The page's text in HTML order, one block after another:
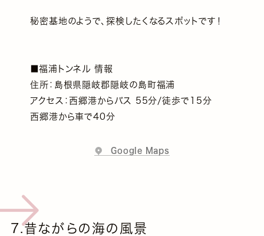
秘密基地のようで、探検したくなるスポットです！
■福浦トンネル 情報
住所：島根県隠岐郡隠岐の島町福浦
アクセス：西郷港からバス 55分/徒歩で15分
西郷港から車で40分
Google Maps
7.昔ながらの海の風景